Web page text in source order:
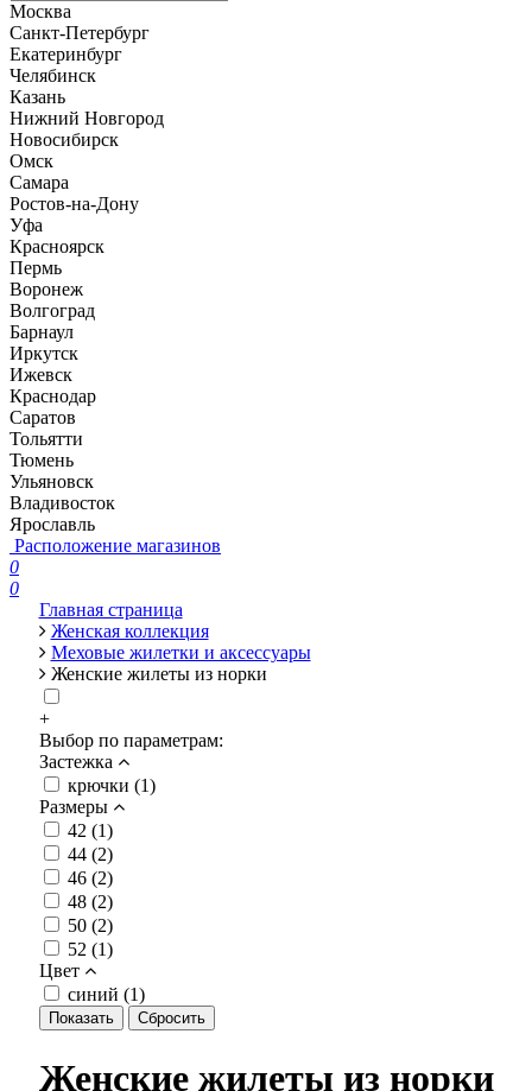
Москва
Санкт-Петербург
Екатеринбург
Челябинск
Казань
Нижний Новгород
Новосибирск
Омск
Самара
Ростов-на-Дону
Уфа
Красноярск
Пермь
Воронеж
Волгоград
Барнаул
Иркутск
Ижевск
Краснодар
Саратов
Тольятти
Тюмень
Ульяновск
Владивосток
Ярославль
Расположение магазинов
0
0
Главная страница
Женская коллекция
Меховые жилетки и аксессуары
Женские жилеты из норки
+
Выбор по параметрам:
Застежка
крючки (1)
Размеры
42 (1)
44 (2)
46 (2)
48 (2)
50 (2)
52 (1)
Цвет
синий (1)
Женские жилеты из норки